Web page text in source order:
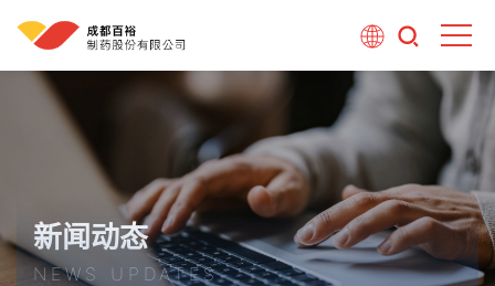
新闻动态
NEWS UPDATES